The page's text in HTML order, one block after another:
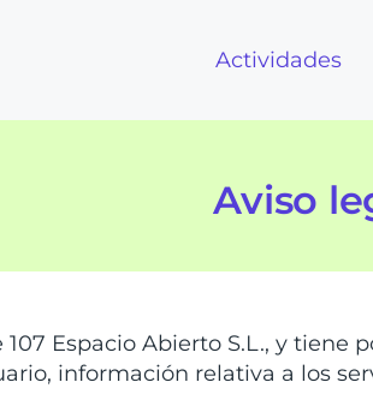
Actividades
Aviso
Espacio Abierto S.L., y tiene
información relativa a los